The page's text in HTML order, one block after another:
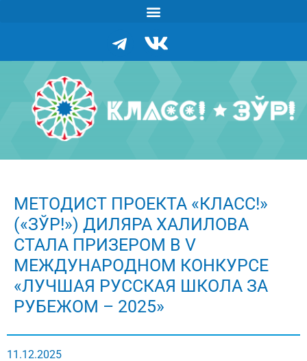
МЕТОДИСТ ПРОЕКТА «КЛАСС!»
(«ЗЎР!») ДИЛЯРА ХАЛИЛОВА
СТАЛА ПРИЗЕРОМ В V
МЕЖДУНАРОДНОМ КОНКУРСЕ
«ЛУЧШАЯ РУССКАЯ ШКОЛА ЗА
РУБЕЖОМ – 2025»
11.12.2025